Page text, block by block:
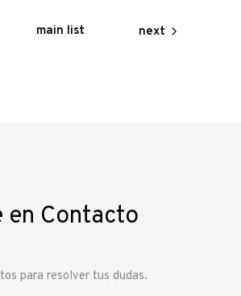
main list next
en Contacto
para resolver tus dudas.